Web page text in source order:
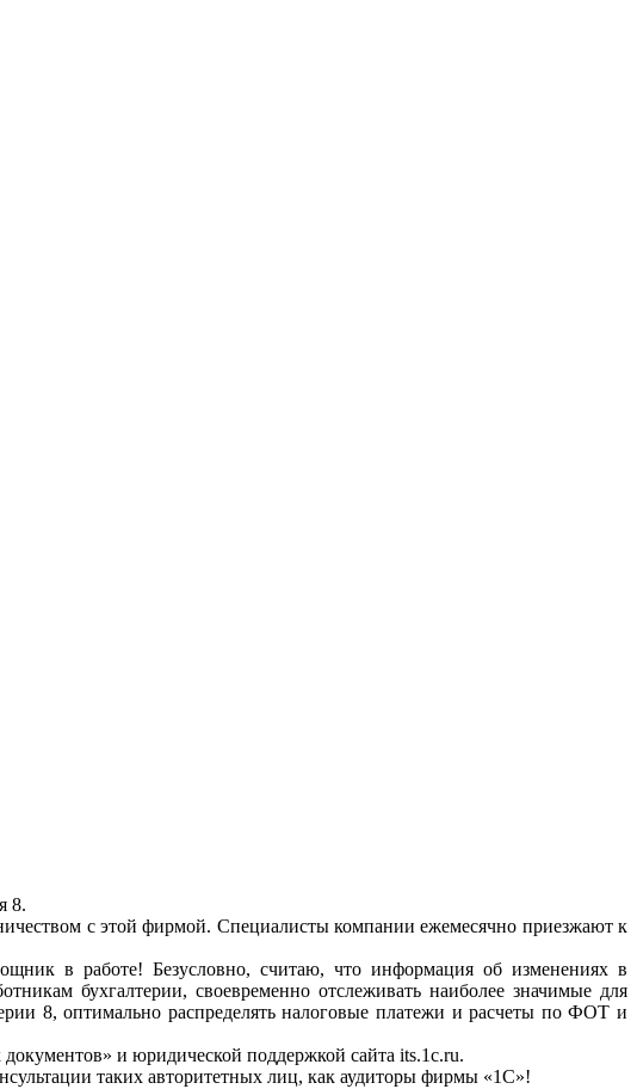
8.
с этой фирмой. Специалисты компании ежемесячно приезжают к
в работе! Безусловно, считаю, что информация об изменениях в
бухгалтерии, своевременно отслеживать наиболее значимые для
8, оптимально распределять налоговые платежи и расчеты по ФОТ и
и юридической поддержкой сайта its.1c.ru.
таких авторитетных лиц, как аудиторы фирмы «1С»!